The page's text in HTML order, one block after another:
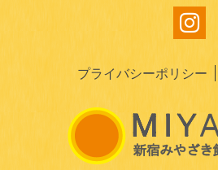
プライバシーポリシー